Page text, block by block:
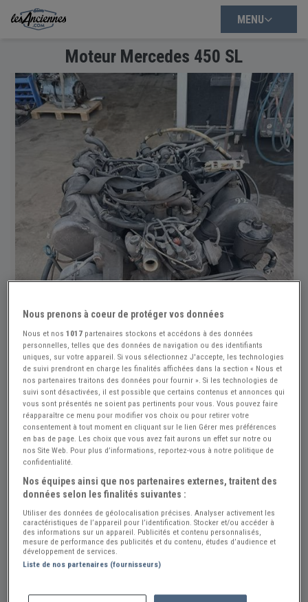
MENU
Moteur Mercedes 450 SL
+5
Réf : A782794 Actualisée le : 14/07/2026
Moteur Mercedes 450 SL
Créer une alerte Pièces MERCEDES 45...
Nous prenons à coeur de protéger vos données
Nous et nos1017 partenaires stockons et accédons à des données
personnelles, telles que des données de navigation ou des identifiants
uniques, sur votre appareil. Si vous sélectionnez J'accepte, les technologies
de suivi prendront en charge les finalités affichées dans la section « Nous et
nos partenaires traitons des données pour fournir ». Si les technologies de
suivi sont désactivées, il est possible que certains contenus et annonces qui
vous sont présentés ne soient pas pertinents pour vous. Vous pouvez faire
réapparaître ce menu pour modifier vos choix ou pour retirer votre
consentement à tout moment en cliquant sur le lien Gérer mes préférences
en bas de page. Les choix que vous avez fait aurons un effet sur notre ou
nos Site Web. Pour plus d’informations, reportez-vous à notre politique de
confidentialité.
Nos équipes ainsi que nos partenaires externes, traitent des
données selon les finalités suivantes :
Utiliser des données de géolocalisation précises. Analyser activement les
caractéristiques de l’appareil pour l’identification. Stocker et/ou accéder à
des informations sur un appareil. Publicités et contenu personnalisés,
mesure de performance des publicités et du contenu, études d’audience et
développement de services.
Liste de nos partenaires (fournisseurs)